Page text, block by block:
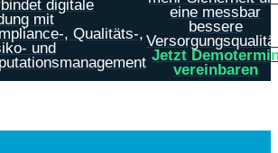
digitale
mit
, Qualitäts-,
und
eine messbar
bessere
Jetzt
vereinbaren